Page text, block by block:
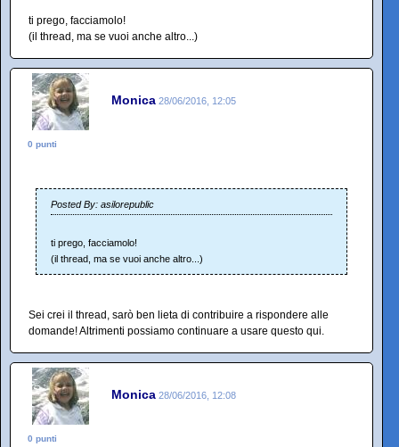
ti prego, facciamolo!
(il thread, ma se vuoi anche altro...)
Monica 28/06/2016, 12:05
0 punti
Posted By: asilorepublic
ti prego, facciamolo!
(il thread, ma se vuoi anche altro...)
Sei crei il thread, sarò ben lieta di contribuire a rispondere alle
domande! Altrimenti possiamo continuare a usare questo qui.
Monica 28/06/2016, 12:08
0 punti